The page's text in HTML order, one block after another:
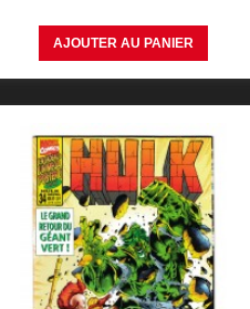
AJOUTER AU PANIER